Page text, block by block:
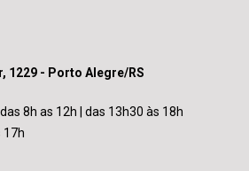
1229 - Porto Alegre/RS
8h as 12h | das 13h30 às 18h
17h